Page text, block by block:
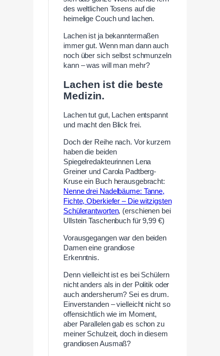
des weltlichen Tosens auf die
heimelige Couch und lachen.
Lachen ist ja bekanntermaßen
immer gut. Wenn man dann auch
noch über sich selbst schmunzeln
kann – was will man mehr?
Lachen ist die beste
Medizin.
Lachen tut gut, Lachen entspannt
und macht den Blick frei.
Doch der Reihe nach. Vor kurzem
haben die beiden
Spiegelredakteurinnen Lena
Greiner und Carola Padtberg-
Kruse ein Buch herausgebracht:
Nenne drei Nadelbäume: Tanne,
Fichte, Oberkiefer – Die witzigsten
Schülerantworten, (erschienen bei
Ullstein Taschenbuch für 9,99 €)
Vorausgegangen war den beiden
Damen eine grandiose
Erkenntnis.
Denn vielleicht ist es bei Schülern
nicht anders als in der Politik oder
auch andersherum? Sei es drum.
Einverstanden – vielleicht nicht so
offensichtlich wie im Moment,
aber Parallelen gab es schon zu
meiner Schulzeit, doch in diesem
grandiosen Ausmaß?